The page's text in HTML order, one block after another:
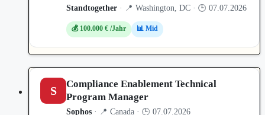
Standtogether · 📍 Washington, DC · 🕒 07.07.2026
💰 100.000 € /Jahr 📊 Mid
S
Compliance Enablement Technical
Program Manager
Sophos · 📍 Canada · 🕒 07.07.2026